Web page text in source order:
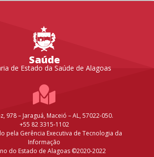
Saúde
de Estado da Saúde de Alagoas
978 – Jaraguá, Maceió – AL, 57022-050.
+55 82 3315-1102
pela Gerência Executiva de Tecnologia da
Informação
do Estado de Alagoas ©2020-2022